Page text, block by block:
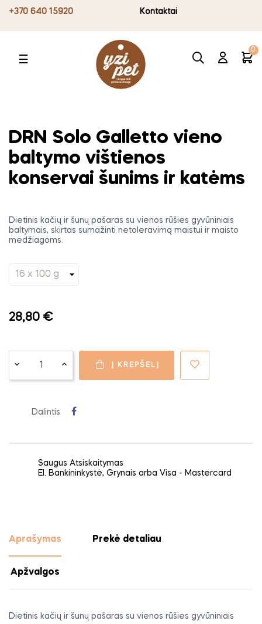
+370 640 15920 Kontaktai
Toggle
☰
0
DRN Solo Galletto vieno
baltymo vištienos
konservai šunims ir katėms
Dietinis kačių ir šunų pašaras su vienos rūšies gyvūniniais
baltymais, skirtas sumažinti netoleravimą maistui ir maisto
medžiagoms.
28,80 €
Į KREPŠELĮ
Dalintis
Saugus Atsiskaitymas
El. Bankininkystė, Grynais arba Visa - Mastercard
Aprašymas Prekė detaliau
Apžvalgos
Dietinis kačių ir šunų pašaras su vienos rūšies gyvūniniais